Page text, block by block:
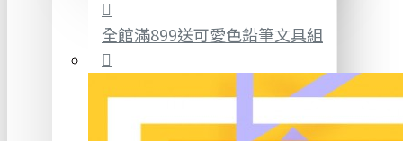
全館滿899送可愛色鉛筆文具組